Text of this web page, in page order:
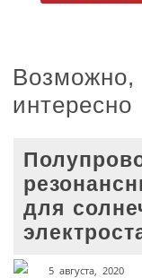
Возможно,
интересно
для
5 августа, 2020